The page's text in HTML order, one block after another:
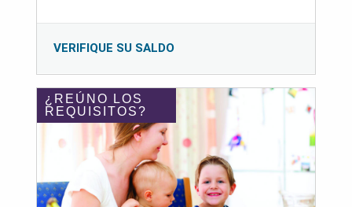
VERIFIQUE SU SALDO
¿REÚNO LOS
REQUISITOS?